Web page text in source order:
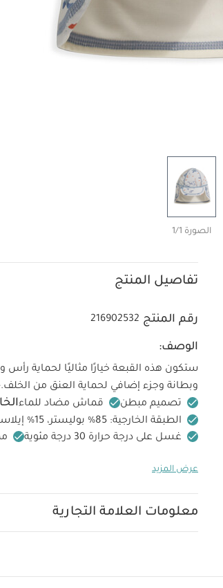
الصورة 1/1
تفاصيل المنتج
رقم المنتج 216902532
الوصف:
ستكون هذه القبعة خيارًا مثاليًا لحماية
وبطانة وجزء إضافي لحماية العنق من الخلف.
تصميم مبطن
قماش مضاد للماء
الطبقة الخارجية: 85‏%‏ بوليستر، 15‏%‏ إيلاستين، البطانة: 100‏%‏ بوليستر
غسل على درجة حرارة 30 درجة مئوية
بالماء على الفور بعد الاستخدام
عرض المزيد
معلومات العلامة التجارية